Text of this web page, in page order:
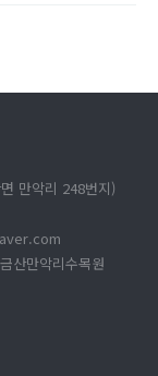
만악리 248번지)
산만악리수목원